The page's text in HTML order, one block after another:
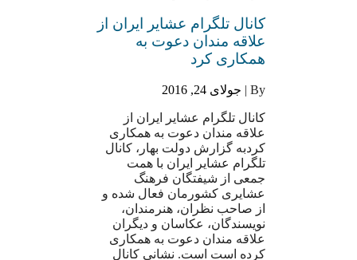
کانال تلگرام عشایر ایران از
علاقه مندان دعوت به
همکاری کرد
By | جولای 24, 2016
کانال تلگرام عشایر ایران از
علاقه مندان دعوت به همکاری
کردبه گزارش دولت بهار، کانال
تلگرام عشایر ایران با همت
جمعی از شیفتگان فرهنگ
عشایری کشورمان فعال شده و
از صاحب نظران، هنرمندان،
نویسندگان، عکاسان و دیگران
علاقه مندان دعوت به همکاری
کرده است است. نشانی کانال